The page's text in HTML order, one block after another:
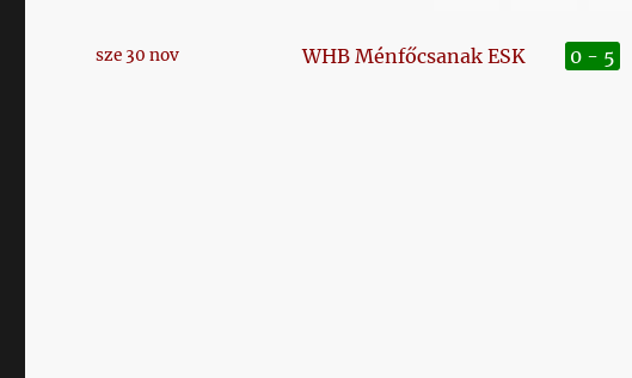
sze 30 nov WHB Ménfőcsanak ESK 0 - 5